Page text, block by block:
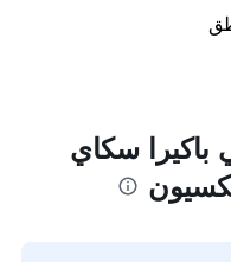
باكيرا سكاي